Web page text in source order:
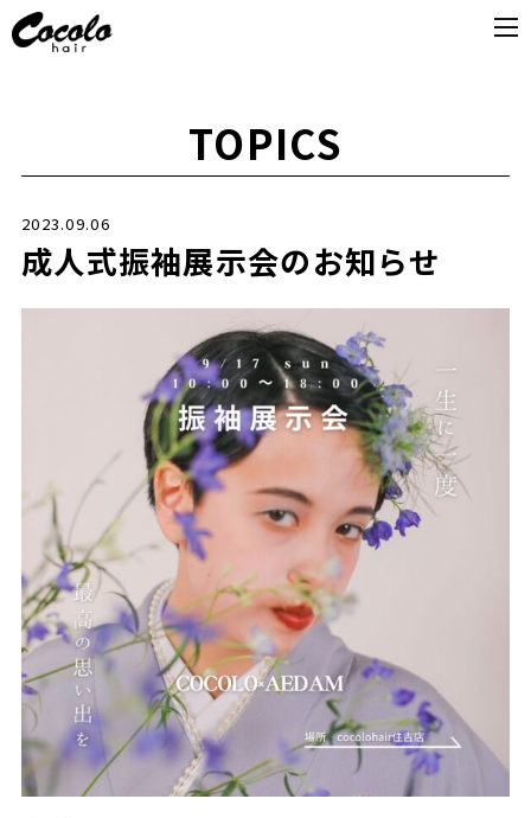
TOPICS
2023.09.06
成人式振袖展示会のお知らせ